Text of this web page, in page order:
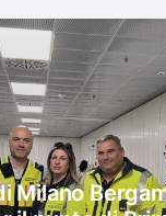
Milano